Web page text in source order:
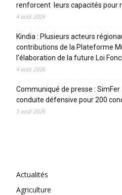
renforcent leurs capacités pour
4 août 2026
Kindia : Plusieurs acteurs
contributions de la Plateforme
l’élaboration de la future Loi
4 août 2026
Communiqué de presse :
conduite défensive pour 200
3 août 2026
Actualités
Agriculture